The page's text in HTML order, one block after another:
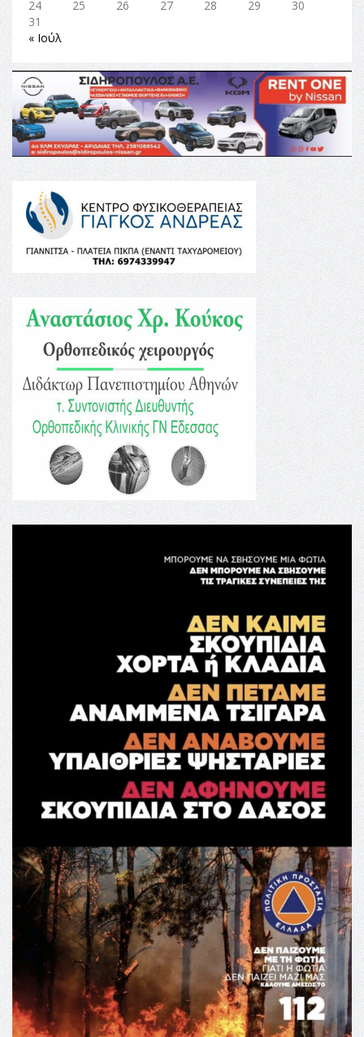
24
25 26 27 28 29
30
31
« Ιούλ